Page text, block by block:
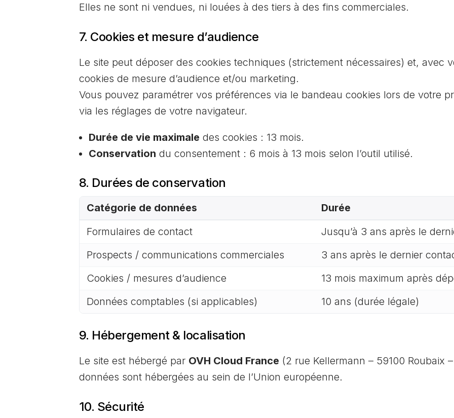
Elles ne sont ni vendues, ni louées à des tiers à des fins commerciales.
7. Cookies et mesure d’audience
Le site peut déposer des cookies techniques (strictement nécessaires) et, avec
cookies de mesure d’audience et/ou marketing.
Vous pouvez paramétrer vos préférences via le bandeau cookies lors de votre
via les réglages de votre navigateur.
Durée de vie maximale des cookies : 13 mois.
Conservation du consentement : 6 mois à 13 mois selon l’outil utilisé.
8. Durées de conservation
Catégorie de données
Durée
Formulaires de contact
Jusqu’à 3 ans après le
Prospects / communications commerciales
3 ans après le dernier
Cookies / mesures d’audience
13 mois maximum après
Données comptables (si applicables)
10 ans (durée légale)
9. Hébergement & localisation
Le site est hébergé par OVH Cloud France (2 rue Kellermann – 59100 Roubaix
données sont hébergées au sein de l’Union européenne.
10. Sécurité